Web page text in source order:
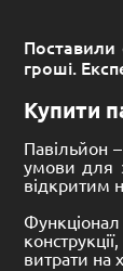
Поставили
гроші.
Купити
Павільйон
умови для
відкритим
витрати на